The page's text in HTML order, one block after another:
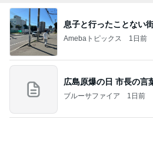
息子と行ったことない
Amebaトピックス 1日前
広島原爆の日 市長の言
ブルーサファイア 1日前